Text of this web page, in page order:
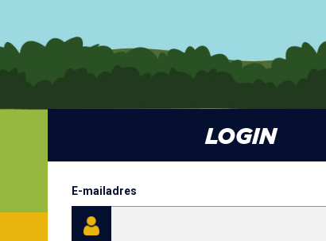
LOGIN
E-mailadres